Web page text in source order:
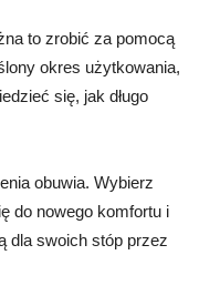
to zrobić za pomocą
okres użytkowania,
się, jak długo
obuwia. Wybierz
do nowego komfortu i
dla swoich stóp przez